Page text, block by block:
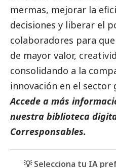
mermas, mejorar la
decisiones y liberar el
colaboradores para
de mayor valor,
consolidando a la
innovación en el sector
Accede a más
nuestra biblioteca
Corresponsables.
💡 Selecciona tu IA